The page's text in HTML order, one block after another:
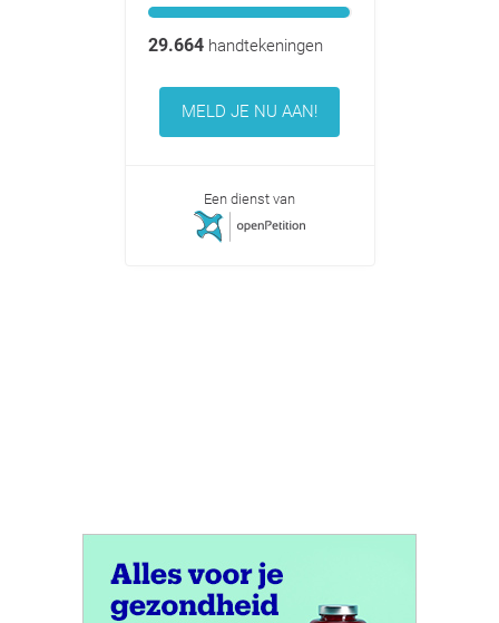
29.664handtekeningen
MELD JE NU AAN!
Een dienst van